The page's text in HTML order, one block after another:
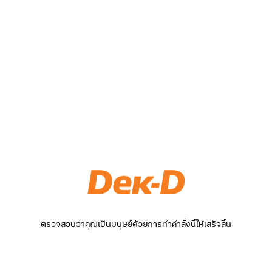
ตรวจสอบว่าคุณเป็นมนุษย์ด้วยการทำคำสั่งนี้ให้เสร็จสิ้น